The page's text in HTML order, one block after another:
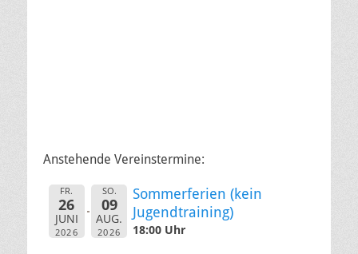
Anstehende Vereinstermine:
FR.
26
JUNI
2026
SO.
09
AUG.
2026
Sommerferien (kein
Jugendtraining)
18:00 Uhr